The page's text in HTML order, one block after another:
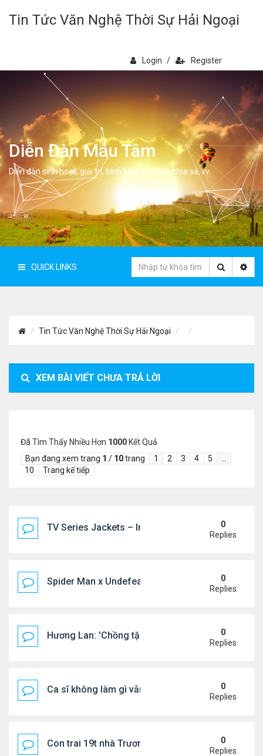
Tin Tức Văn Nghệ Thời Sự Hải Ngoại
Login / Register
Diễn Đàn Mẫu Tâm
Diễn đàn sinh hoạt, giải trí, bình luân, học hỏi, chia sẻ, vv.
QUICK LINKS
Tin Tức Văn Nghệ Thời Sự Hải Ngoại
XEM BÀI VIẾT CHƯA TRẢ LỜI
Đã Tìm Thấy Nhiều Hơn 1000 Kết Quả
Bạn đang xem trang 1 / 10trang 1 2 3 4 5
10
Trang kế tiếp
TV Series Jackets – Inspired by Iconic Television
0
Replies
Spider Man x Undefeated FW26 Varsity Jacket –
0
Replies
Hương Lan: 'Chồng tặng tôi khu vườn tình yêu'
0
Replies
Ca sĩ không làm gì vẫn kiếm được 400 triệu đồng/
0
Replies
Con trai 19t nhà Trương Bá Chi - Tạ Đình Phong
0
Replies